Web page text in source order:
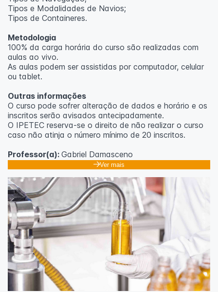
Outras informações
inscritos serão avisados ​​antecipadamente.
O IPETEC reserva-se o direito de não realizar o curso
caso não atinja o número mínimo de 20 inscritos.
Professora:
Tipos e Modalidades de Navios;
Tipos de Containeres.
Metodologia
100% da carga horária do curso são realizadas com
aulas ao vivo.
As aulas podem ser assistidas por computador, celular
ou tablet.
Outras informações
O curso pode sofrer alteração de dados e horário e os
inscritos serão avisados ​​antecipadamente.
O IPETEC reserva-se o direito de não realizar o curso
caso não atinja o número mínimo de 20 inscritos.
Professor(a): Gabriel Damasceno
Ver mais